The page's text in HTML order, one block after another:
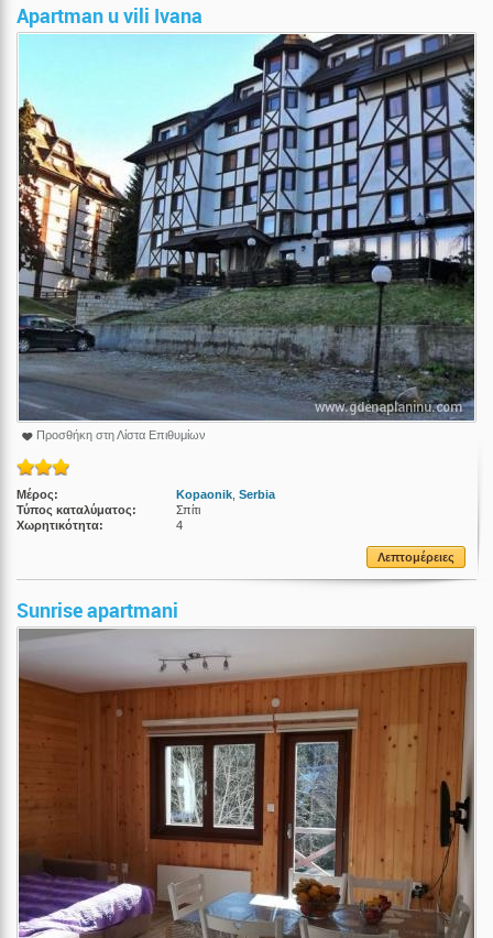
Apartman u vili Ivana
Προσθήκη στη Λίστα Επιθυμίων
Μέρος: Kopaonik Serbia
Τύπος καταλύματος:
Σπίτι
Χωρητικότητα:
4
Λεπτομέρειες
Sunrise apartmani